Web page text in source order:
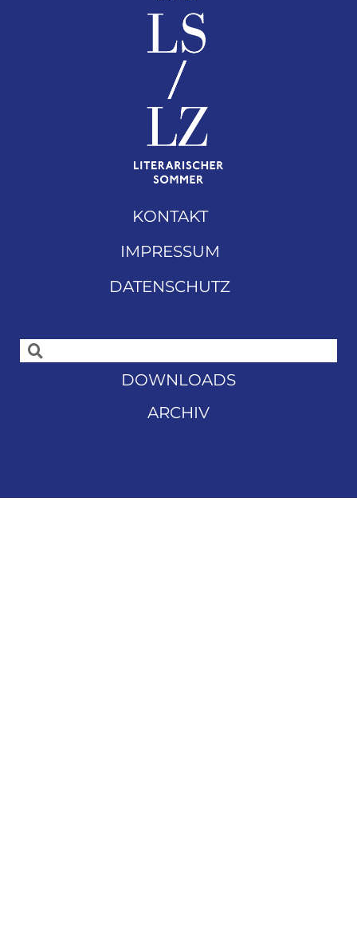
KONTAKT
IMPRESSUM
DATENSCHUTZ
DOWNLOADS
ARCHIV